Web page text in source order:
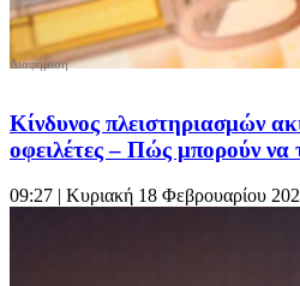
Κίνδυνος πλειστηριασμών
οφειλέτες – Πώς μπορούν να
09:27 | Κυριακή 18 Φεβρουαρίου